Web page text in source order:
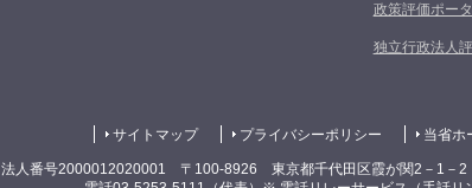
政策評価ポー
独立行政法人
サイトマップ プライバシーポリシー 当省ホ
法人番号2000012020001 〒100-8926 東京都千代田区霞が関2－1－2